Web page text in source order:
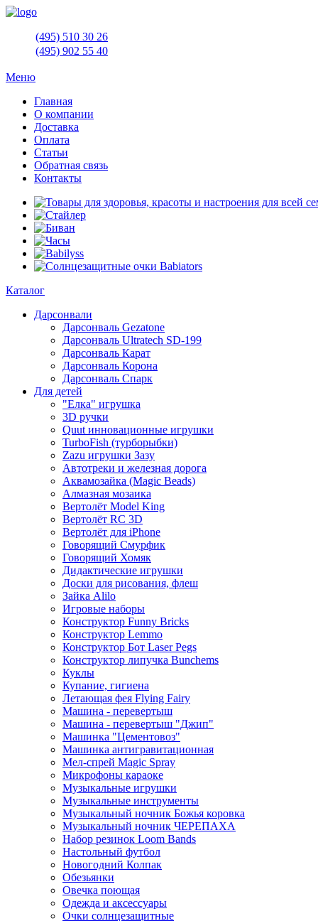
(495) 510 30 26
(495) 902 55 40
Меню
Главная
О компании
Доставка
Оплата
Статьи
Обратная связь
Контакты
Каталог
Дарсонвали
Дарсонваль Gezatone
Дарсонваль Ultratech SD-199
Дарсонваль Карат
Дарсонваль Корона
Дарсонваль Спарк
Для детей
"Елка" игрушка
3D ручки
Quut инновационные игрушки
TurboFish (турборыбки)
Zazu игрушки Зазу
Автотреки и железная дорога
Аквамозайка (Magic Beads)
Алмазная мозаика
Вертолёт Model King
Вертолёт RC 3D
Вертолёт для iPhone
Говорящий Смурфик
Говорящий Хомяк
Дидактические игрушки
Доски для рисования, флеш
Зайка Alilo
Игровые наборы
Конструктор Funny Bricks
Конструктор Lemmo
Конструктор Бот Laser Pegs
Конструктор липучка Bunchems
Куклы
Купание, гигиена
Летающая фея Flying Fairy
Машина - перевертыш
Машина - перевертыш "Джип"
Машинка "Цементовоз"
Машинка антигравитационная
Мел-спрей Magic Spray
Микрофоны караоке
Музыкальные игрушки
Музыкальные инструменты
Музыкальный ночник Божья коровка
Музыкальный ночник ЧЕРЕПАХА
Набор резинок Loom Bands
Настольный футбол
Новогодний Колпак
Обезьянки
Овечка поющая
Одежда и аксессуары
Очки солнцезащитные